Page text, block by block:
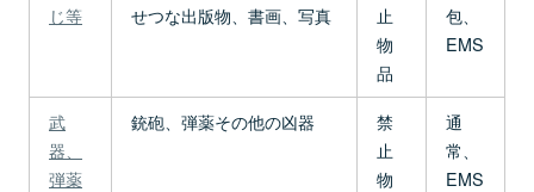
じ等
せつな出版物、書画、写真
止
物
品
包、
EMS
武
器、
弾薬
銃砲、弾薬その他の凶器
禁
止
物
通
常、
EMS